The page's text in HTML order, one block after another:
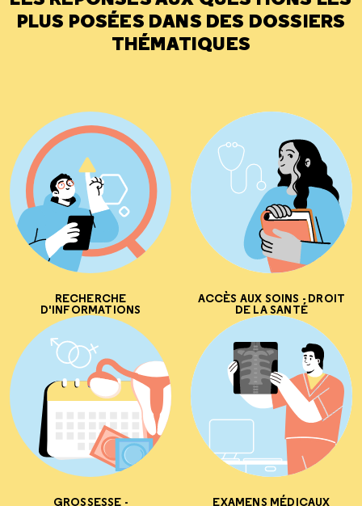
PLUS POSÉES DANS DES DOSSIERS
THÉMATIQUES
RECHERCHE
D'INFORMATIONS
ACCÈS AUX SOINS - DROIT
DE LA SANTÉ
GROSSESSE - EXAMENS MÉDICAUX